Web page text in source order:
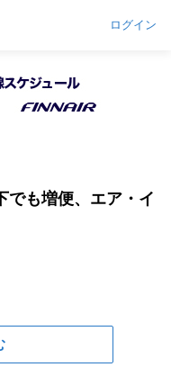
ログイン
でも増便、エア・イ